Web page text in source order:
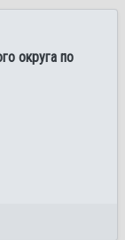
округа по